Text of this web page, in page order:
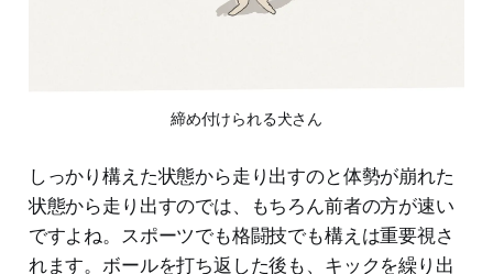
締め付けられる犬さん
しっかり構えた状態から走り出すのと体勢が崩れた
状態から走り出すのでは、もちろん前者の方が速い
ですよね。スポーツでも格闘技でも構えは重要視さ
れます。ボールを打ち返した後も、キックを繰り出